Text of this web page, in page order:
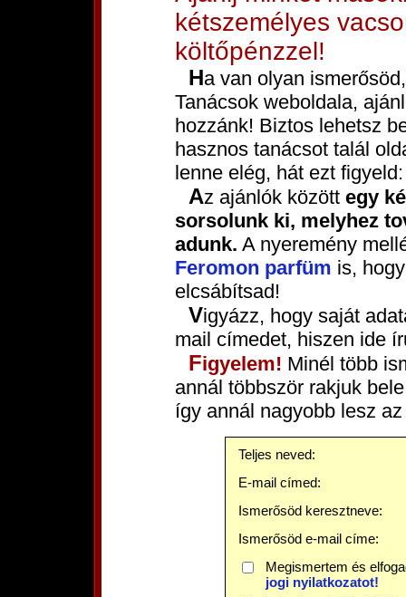
kétszemélyes
költőpénzzel!
Ha van olyan ismerősöd, akit érdekelhet a Csajozási
Tanácsok weboldala,
hozzánk! Biztos lehetsz
hasznos tanácsot talál
lenne elég, hát ezt figyeld:
Az ajánlók között egy
sorsolunk ki, melyhez
adunk. A nyeremény
Feromon parfüm is,
elcsábítsad!
Vigyázz, hogy saját adataidnál jól add meg nevedet és e-
mail címedet, hiszen ide
Figyelem! Minél több
annál többször rakjuk
így annál nagyobb lesz
Teljes neved:
E-mail címed:
Ismerősöd keresztneve:
Ismerősöd e-mail címe:
Megismertem és
jogi nyilatkozatot!